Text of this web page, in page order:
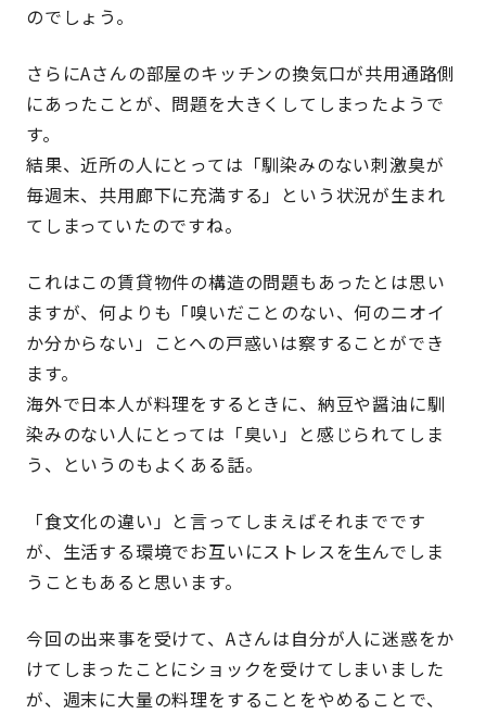
のでしょう。
さらにAさんの部屋のキッチンの換気口が共用通路側
にあったことが、問題を大きくしてしまったようで
す。
結果、近所の人にとっては「馴染みのない刺激臭が
毎週末、共用廊下に充満する」という状況が生まれ
てしまっていたのですね。
これはこの賃貸物件の構造の問題もあったとは思い
ますが、何よりも「嗅いだことのない、何のニオイ
か分からない」ことへの戸惑いは察することができ
ます。
海外で日本人が料理をするときに、納豆や醤油に馴
染みのない人にとっては「臭い」と感じられてしま
う、というのもよくある話。
「食文化の違い」と言ってしまえばそれまでです
が、生活する環境でお互いにストレスを生んでしま
うこともあると思います。
今回の出来事を受けて、Aさんは自分が人に迷惑をか
けてしまったことにショックを受けてしまいました
が、週末に大量の料理をすることをやめることで、